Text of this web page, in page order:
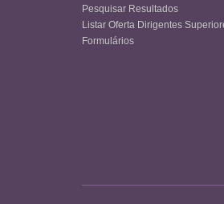
Pesquisar Resultados
Listar Oferta Dirigentes
Formulários